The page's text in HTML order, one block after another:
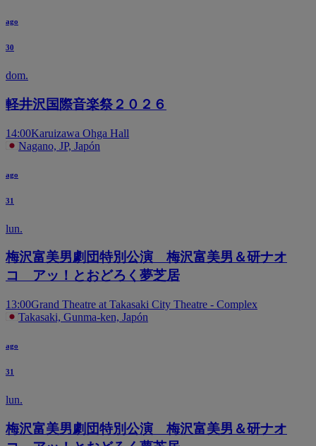
ago
30
dom.
軽井沢国際音楽祭２０２６
14:00Karuizawa Ohga Hall
Nagano, JP, Japón
ago
31
lun.
梅沢富美男劇団特別公演 梅沢富美男＆研ナオ
コ アッ！とおどろく夢芝居
13:00Grand Theatre at Takasaki City Theatre - Complex
Takasaki, Gunma-ken, Japón
ago
31
lun.
梅沢富美男劇団特別公演 梅沢富美男＆研ナオ